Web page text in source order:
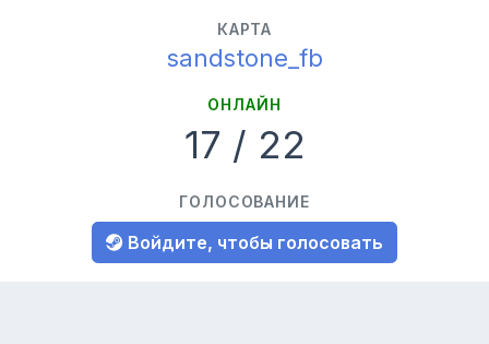
КАРТА
sandstone_fb
ОНЛАЙН
17 / 22
ГОЛОСОВАНИЕ
Войдите, чтобы голосовать